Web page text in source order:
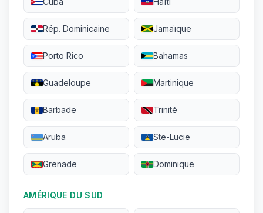
Rép. Dominicaine Jamaïque
Porto Rico Bahamas
Guadeloupe Martinique
Barbade Trinité
Aruba Ste-Lucie
Grenade Dominique
AMÉRIQUE DU SUD